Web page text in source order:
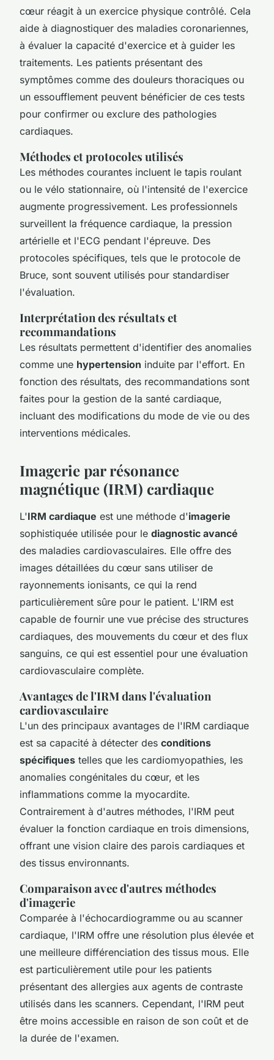
cœur réagit à un exercice physique contrôlé. Cela
aide à diagnostiquer des maladies coronariennes,
à évaluer la capacité d'exercice et à guider les
traitements. Les patients présentant des
symptômes comme des douleurs thoraciques ou
un essoufflement peuvent bénéficier de ces tests
pour confirmer ou exclure des pathologies
cardiaques.
Méthodes et protocoles utilisés
Les méthodes courantes incluent le tapis roulant
ou le vélo stationnaire, où l'intensité de l'exercice
augmente progressivement. Les professionnels
surveillent la fréquence cardiaque, la pression
artérielle et l'ECG pendant l'épreuve. Des
protocoles spécifiques, tels que le protocole de
Bruce, sont souvent utilisés pour standardiser
l'évaluation.
Interprétation des résultats et
recommandations
Les résultats permettent d'identifier des anomalies
comme une hypertension induite par l'effort. En
fonction des résultats, des recommandations sont
faites pour la gestion de la santé cardiaque,
incluant des modifications du mode de vie ou des
interventions médicales.
Imagerie par résonance
magnétique (IRM) cardiaque
L'IRM cardiaque est une méthode d'imagerie
sophistiquée utilisée pour le diagnostic avancé
des maladies cardiovasculaires. Elle offre des
images détaillées du cœur sans utiliser de
rayonnements ionisants, ce qui la rend
particulièrement sûre pour le patient. L'IRM est
capable de fournir une vue précise des structures
cardiaques, des mouvements du cœur et des flux
sanguins, ce qui est essentiel pour une évaluation
cardiovasculaire complète.
Avantages de l'IRM dans l'évaluation
cardiovasculaire
L'un des principaux avantages de l'IRM cardiaque
est sa capacité à détecter des conditions
spécifiques telles que les cardiomyopathies, les
anomalies congénitales du cœur, et les
inflammations comme la myocardite.
Contrairement à d'autres méthodes, l'IRM peut
évaluer la fonction cardiaque en trois dimensions,
offrant une vision claire des parois cardiaques et
des tissus environnants.
Comparaison avec d'autres méthodes
d'imagerie
Comparée à l'échocardiogramme ou au scanner
cardiaque, l'IRM offre une résolution plus élevée et
une meilleure différenciation des tissus mous. Elle
est particulièrement utile pour les patients
présentant des allergies aux agents de contraste
utilisés dans les scanners. Cependant, l'IRM peut
être moins accessible en raison de son coût et de
la durée de l'examen.